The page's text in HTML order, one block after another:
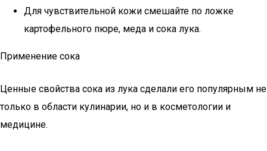
Для чувствительной кожи смешайте по ложке
картофельного пюре, меда и сока лука.
Применение сока
Ценные свойства сока из лука сделали его популярным не
только в области кулинарии, но и в косметологии и
медицине.